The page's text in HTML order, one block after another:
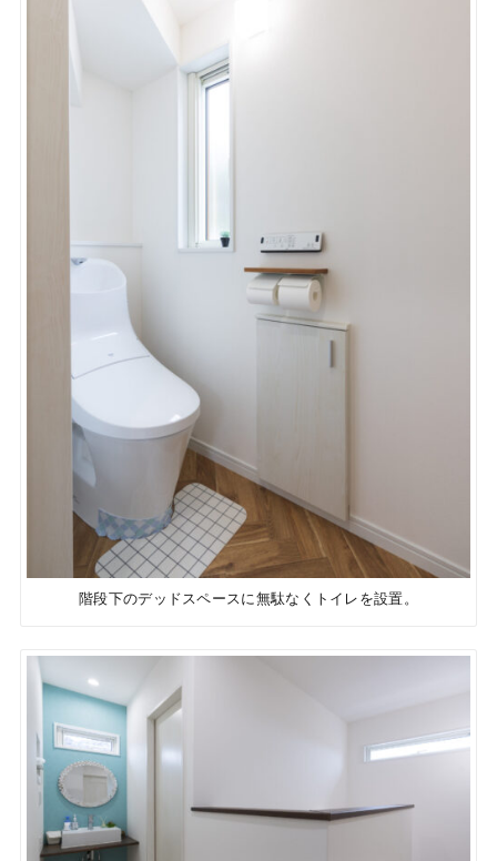
階段下のデッドスペースに無駄なくトイレを設置。